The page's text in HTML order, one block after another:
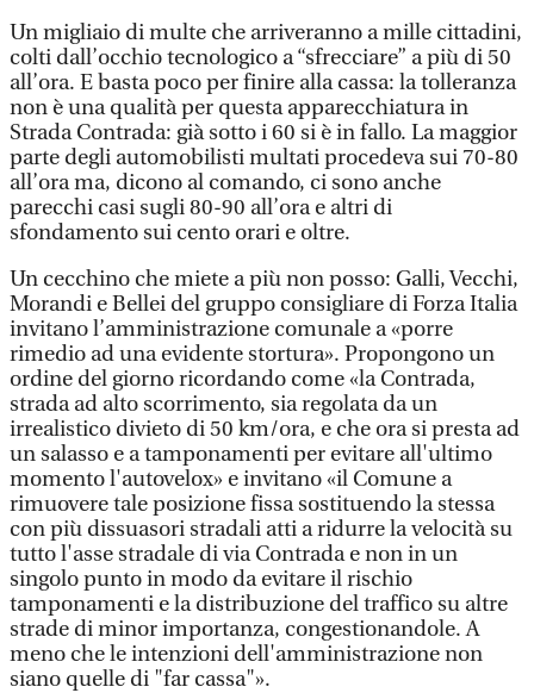
Un migliaio di multe che arriveranno a mille cittadini,
colti dall’occhio tecnologico a “sfrecciare” a più di 50
all’ora. E basta poco per finire alla cassa: la tolleranza
non è una qualità per questa apparecchiatura in
Strada Contrada: già sotto i 60 si è in fallo. La maggior
parte degli automobilisti multati procedeva sui 70-80
all’ora ma, dicono al comando, ci sono anche
parecchi casi sugli 80-90 all’ora e altri di
sfondamento sui cento orari e oltre.
Un cecchino che miete a più non posso: Galli, Vecchi,
Morandi e Bellei del gruppo consigliare di Forza Italia
invitano l’amministrazione comunale a «porre
rimedio ad una evidente stortura». Propongono un
ordine del giorno ricordando come «la Contrada,
strada ad alto scorrimento, sia regolata da un
irrealistico divieto di 50 km/ora, e che ora si presta ad
un salasso e a tamponamenti per evitare all'ultimo
momento l'autovelox» e invitano «il Comune a
rimuovere tale posizione fissa sostituendo la stessa
con più dissuasori stradali atti a ridurre la velocità su
tutto l'asse stradale di via Contrada e non in un
singolo punto in modo da evitare il rischio
tamponamenti e la distribuzione del traffico su altre
strade di minor importanza, congestionandole. A
meno che le intenzioni dell'amministrazione non
siano quelle di "far cassa"».